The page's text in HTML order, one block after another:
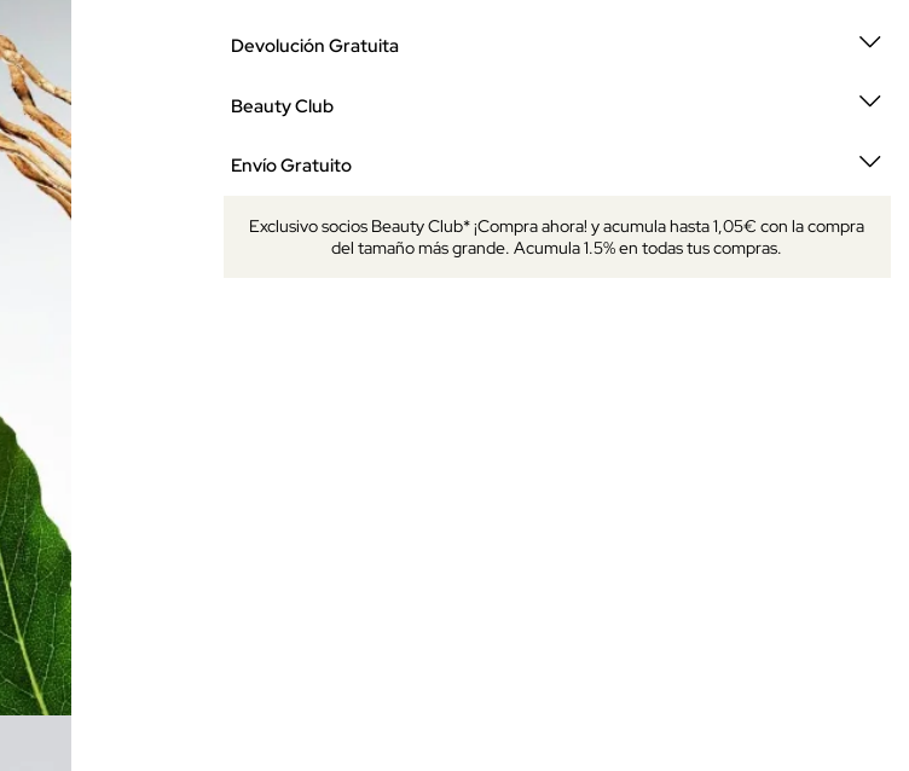
Devolución Gratuita
Beauty Club
Envío Gratuito
Exclusivo socios Beauty Club* ¡Compra ahora! y acumula hasta 1,05€ con la compra
del tamaño más grande. Acumula 1.5% en todas tus compras.